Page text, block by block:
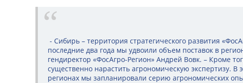
- Сибирь – территория стратегического развития
последние два года мы удвоили объем поставок в
гендиректор «ФосАгро-Регион» Андрей Вовк. – Кроме
существенно нарастить агрономическую экспертизу. В
регионах мы запланировали серию агрономических